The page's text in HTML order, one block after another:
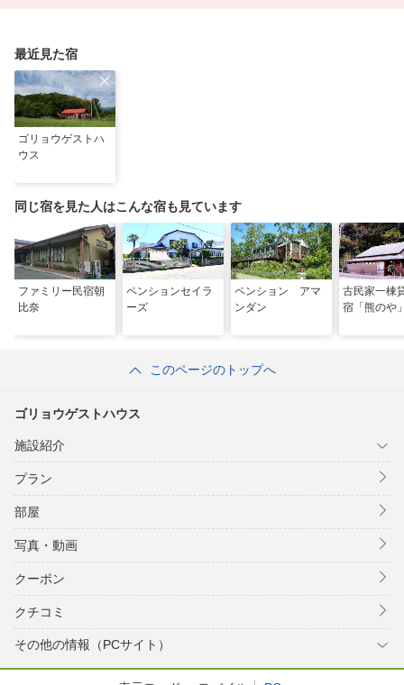
最近見た宿
ゴリョウゲストハ
ウス
同じ宿を見た人はこんな宿も見ています
ファミリー民宿朝
比奈
ペンションセイラ
ーズ
ペンション アマ
ンダン
古民家一棟
宿「熊のや
このページのトップへ
ゴリョウゲストハウス
施設紹介
プラン
部屋
写真・動画
クーポン
クチコミ
その他の情報（PCサイト）